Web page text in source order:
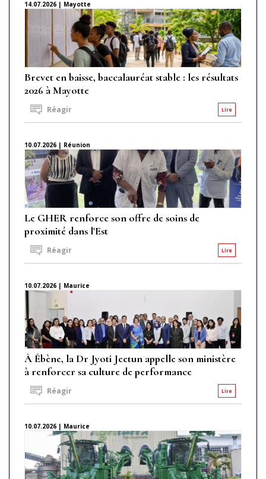
14.07.2026 | Mayotte
Brevet en baisse, baccalauréat stable : les résultats
2026 à Mayotte
Lire
Réagir
10.07.2026 | Réunion
Le GHER renforce son offre de soins de
proximité dans l'Est
Lire
Réagir
10.07.2026 | Maurice
À Ébène, la Dr Jyoti Jeetun appelle son ministère
à renforcer sa culture de performance
Lire
Réagir
10.07.2026 | Maurice